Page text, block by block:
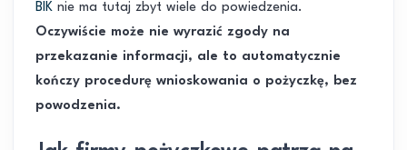
BIK nie ma tutaj zbyt wiele do powiedzenia.
Oczywiście może nie wyrazić zgody na
przekazanie informacji, ale to automatycznie
kończy procedurę wnioskowania o pożyczkę, bez
powodzenia.